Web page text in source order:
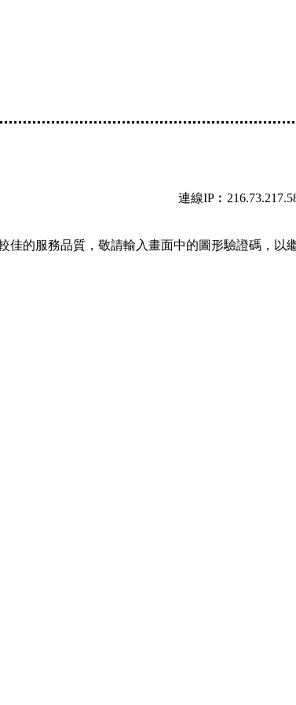
連線
佳的服務品質，敬請輸入畫面中的圖形驗證碼，以